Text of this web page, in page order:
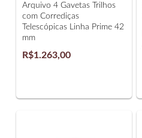
Arquivo 4 Gavetas Trilhos
com Corrediças
Telescópicas Linha Prime 42
mm
R$1.263,00